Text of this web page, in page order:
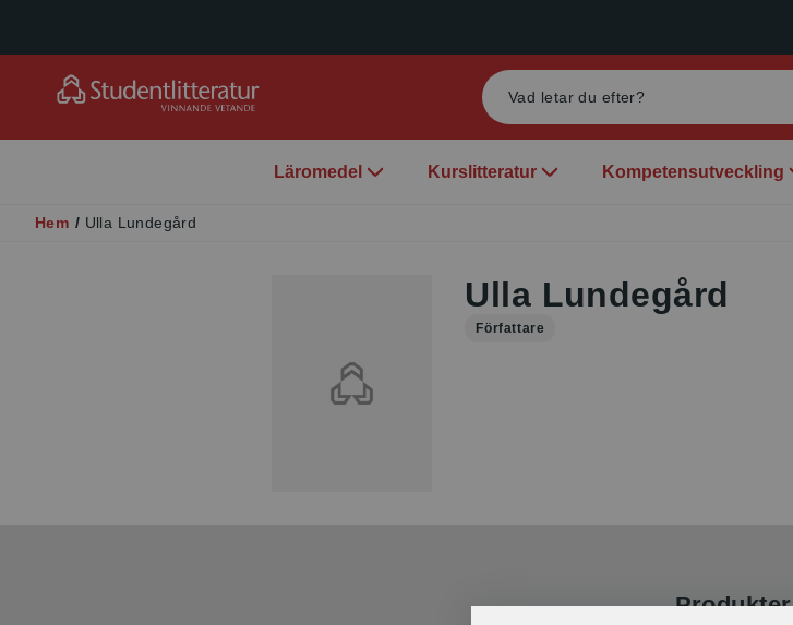
Läromedel Kurslitteratur Kompetensutveckling
Hem / Ulla Lundegård
Ulla Lundegård
Författare
Produkter